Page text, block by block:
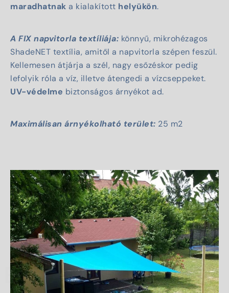
maradhatnak a kialakított helyükön.
A FIX napvitorla textíliája: könnyű, mikrohézagos
ShadeNET textília, amitől a napvitorla szépen feszül.
Kellemesen átjárja a szél, nagy esőzéskor pedig
lefolyik róla a víz, illetve átengedi a vízcseppeket.
UV-védelme biztonságos árnyékot ad.
Maximálisan árnyékolható terület: 25 m2